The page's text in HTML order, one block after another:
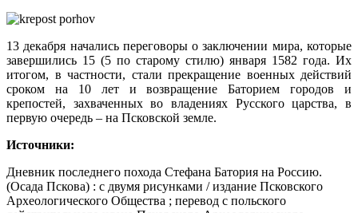
13 декабря начались переговоры о заключении мира, которые
завершились 15 (5 по старому стилю) января 1582 года. Их
итогом, в частности, стали прекращение военных действий
сроком на 10 лет и возвращение Баторием городов и
крепостей, захваченных во владениях Русского царства, в
первую очередь – на Псковской земле.
Источники:
Дневник последнего похода Стефана Батория на Россию.
(Осада Пскова) : с двумя рисунками / издание Псковского
Археологического Общества ; перевод с польского